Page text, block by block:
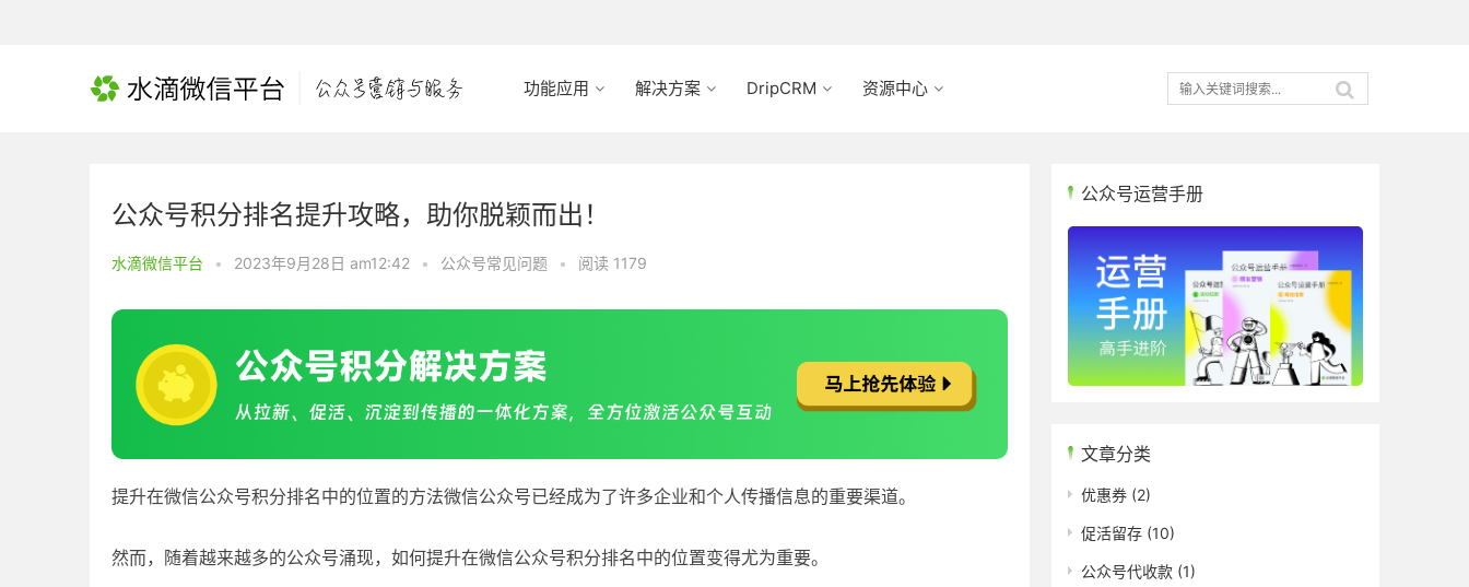
功能应用 解决方案 DripCRM 资源中心
公众号积分排名提升攻略，助你脱颖而出！
水滴微信平台 • 2023年9月28日 am12:42 • 公众号常见问题 • 阅读 1179
提升在微信公众号积分排名中的位置的方法微信公众号已经成为了许多企业和个人传播信息的重要渠道。
然而，随着越来越多的公众号涌现，如何提升在微信公众号积分排名中的位置变得尤为重要。
公众号运营手册
文章分类
优惠券 (2)
促活留存 (10)
公众号代收款 (1)